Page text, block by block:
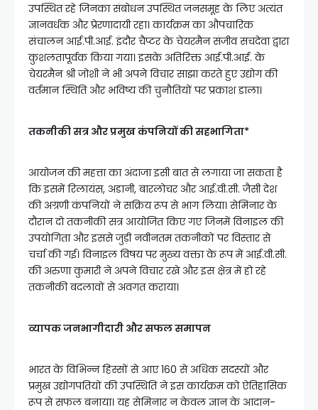
उपस्थित रहे जिनका संबोधन उपस्थित जनसमूह के लिए अत्यंत
ज्ञानवर्धक और प्रेरणादायी रहा। कार्यक्रम का औपचारिक
संचालन आई.पी.आई. इंदौर चैप्टर के चेयरमैन संजीव सचदेवा द्वारा
कुशलतापूर्वक किया गया। इसके अतिरिक्त आई.पी.आई. के
चेयरमैन श्री जोशी ने भी अपने विचार साझा करते हुए उद्योग की
वर्तमान स्थिति और भविष्य की चुनौतियों पर प्रकाश डाला।
तकनीकी सत्र और प्रमुख कंपनियों की सहभागिता*
आयोजन की महत्ता का अंदाजा इसी बात से लगाया जा सकता है
कि इसमें रिलायंस, अडानी, बारलोचर और आई.वी.सी. जैसी देश
की अग्रणी कंपनियों ने सक्रिय रूप से भाग लिया। सेमिनार के
दौरान दो तकनीकी सत्र आयोजित किए गए जिनमें विनाइल की
उपयोगिता और इससे जुड़ी नवीनतम तकनीकों पर विस्तार से
चर्चा की गई। विनाइल विषय पर मुख्य वक्ता के रूप में आई.वी.सी.
की अरुणा कुमारी ने अपने विचार रखे और इस क्षेत्र में हो रहे
तकनीकी बदलावों से अवगत कराया।
व्यापक जनभागीदारी और सफल समापन
भारत के विभिन्न हिस्सों से आए 160 से अधिक सदस्यों और
प्रमुख उद्योगपतियों की उपस्थिति ने इस कार्यक्रम को ऐतिहासिक
रूप से सफल बनाया। यह सेमिनार न केवल ज्ञान के आदान-